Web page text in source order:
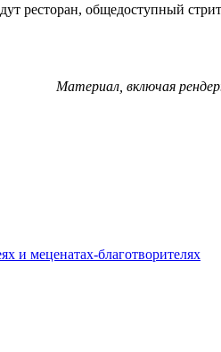
ресторан, общедоступный
Материал, включая
и меценатах-благотворителях